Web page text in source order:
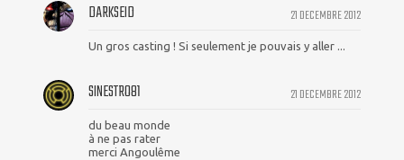
21 DECEMBRE 2012
DARKSEID
Un gros casting ! Si seulement je pouvais y aller ...
21 DECEMBRE 2012
SINESTRO81
du beau monde
à ne pas rater
merci Angoulême